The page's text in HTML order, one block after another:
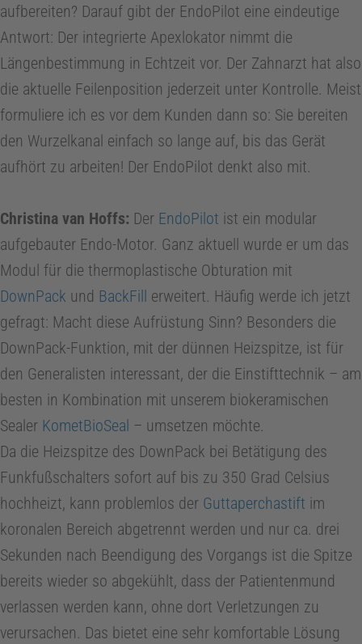
aufbereiten? Darauf gibt der EndoPilot eine eindeutige
Antwort: Der integrierte Apexlokator nimmt die
Längenbestimmung in Echtzeit vor. Der Zahnarzt hat also
die aktuelle Feilenposition jederzeit unter Kontrolle. Meist
formuliere ich es vor dem Kunden dann so: Sie bereiten
den Wurzelkanal einfach so lange auf, bis das Gerät
aufhört zu arbeiten! Der EndoPilot denkt also mit.
Christina van Hoffs: Der EndoPilot ist ein modular
aufgebauter Endo-Motor. Ganz aktuell wurde er um das
Modul für die thermoplastische Obturation mit
DownPack und BackFill erweitert. Häufig werde ich jetzt
gefragt: Macht diese Aufrüstung Sinn? Besonders die
DownPack-Funktion, mit der dünnen Heizspitze, ist für
den Generalisten interessant, der die Einstifttechnik – am
besten in Kombination mit unserem biokeramischen
Sealer KometBioSeal – umsetzen möchte.
Da die Heizspitze des DownPack bei Betätigung des
Funkfußschalters sofort auf bis zu 350 Grad Celsius
hochheizt, kann problemlos der Guttaperchastift im
koronalen Bereich abgetrennt werden und nur ca. drei
Sekunden nach Beendigung des Vorgangs ist die Spitze
bereits wieder so abgekühlt, dass der Patientenmund
verlassen werden kann, ohne dort Verletzungen zu
verursachen. Das bietet eine sehr komfortable Lösung